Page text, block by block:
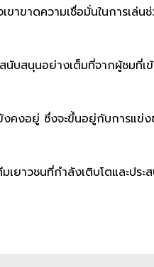
าดความเชื่อมั่นในการเล่น
สนุนอย่างเต็มที่จากผู้ชมที่เข้
คงอยู่ ซึ่งจะขึ้นอยู่กับการแข่
าวชนที่กำลังเติบโตและปร